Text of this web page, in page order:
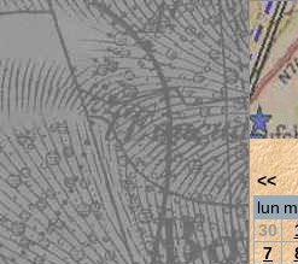
<<
lun
30
7